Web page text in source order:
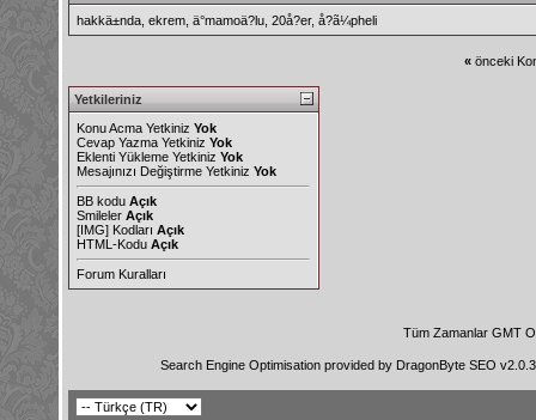
hakkä±nda ekrem ä°mamoä?lu 20å?er, å?ã¼pheli
« önceki
Yetkileriniz
Konu Acma Yetkiniz Yok
Cevap Yazma Yetkiniz Yok
Eklenti Yükleme Yetkiniz Yok
Mesajınızı Değiştirme Yetkiniz Yok
BB kodu Açık
Smileler Açık
[IMG] Kodları Açık
HTML-Kodu Açık
Forum Kuralları
Tüm Zamanlar GMT
Search Engine Optimisation provided by DragonByte SEO